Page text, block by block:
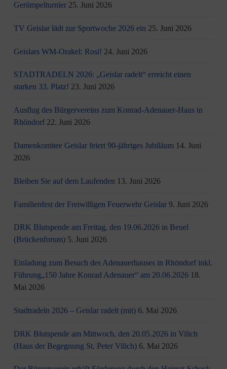
Gerümpelturnier 25. Juni 2026
TV Geislar lädt zur Sportwoche 2026 ein 25. Juni 2026
Geislars WM-Orakel: Rosi! 24. Juni 2026
STADTRADELN 2026: „Geislar radelt“ erreicht einen
starken 33. Platz! 23. Juni 2026
Ausflug des Bürgervereins zum Konrad-Adenauer-Haus in
Rhöndorf 22. Juni 2026
Damenkomitee Geislar feiert 90-jähriges Jubiläum 14. Juni
2026
Bleiben Sie auf dem Laufenden 13. Juni 2026
Familienfest der Freiwilligen Feuerwehr Geislar 9. Juni 2026
DRK Blutspende am Freitag, den 19.06.2026 in Beuel
(Brückenforum) 5. Juni 2026
Einladung zum Besuch des Adenauerhauses in Rhöndorf inkl.
Führung„150 Jahre Konrad Adenauer“ am 20.06.2026 18.
Mai 2026
Stadtradeln 2026 – Geislar radelt (mit) 6. Mai 2026
DRK Blutspende am Mittwoch, den 20.05.2026 in Vilich
(Haus der Begegnung St. Peter Vilich) 6. Mai 2026